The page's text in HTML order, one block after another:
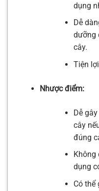
dụng
Dễ
dưỡng
cây.
Tiện
Nhược điểm:
Dễ
cây
đúng
Không
dụng
Có thể